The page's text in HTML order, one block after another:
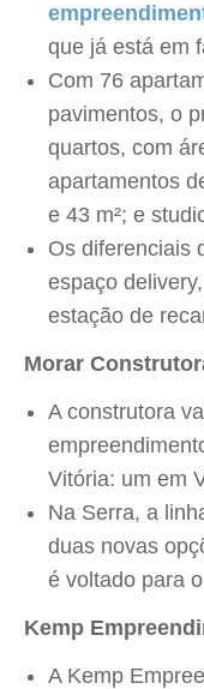
que já está em
Com 76
pavimentos, o
quartos, com
apartamentos
e 43 m²; e
Os diferenciais
espaço
estação de
Morar
A construtora
Vitória: um em
Na Serra, a
duas novas
é voltado para
Kemp
A Kemp